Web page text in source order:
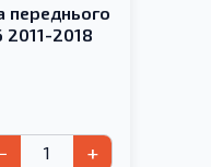
переднього
2011-2018
+